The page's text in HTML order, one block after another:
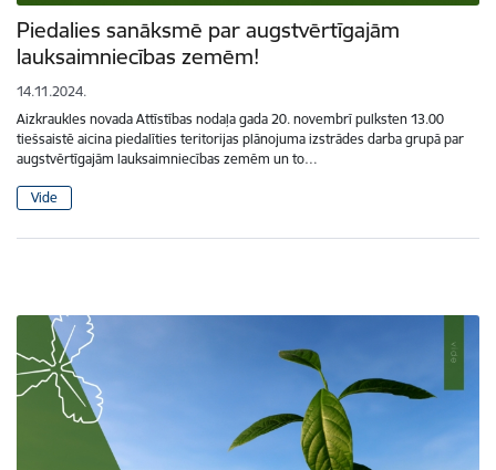
Piedalies sanāksmē par augstvērtīgajām
lauksaimniecības zemēm!
14.11.2024.
Aizkraukles novada Attīstības nodaļa gada 20. novembrī pulksten 13.00
tiešsaistē aicina piedalīties teritorijas plānojuma izstrādes darba grupā par
augstvērtīgajām lauksaimniecības zemēm un to…
Vide